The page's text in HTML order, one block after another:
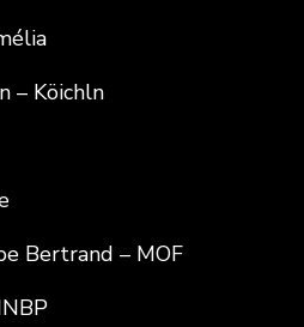
– Köichln
Bertrand – MOF